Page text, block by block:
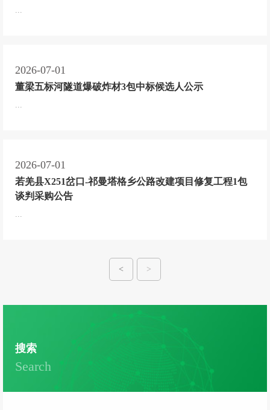
2026-07-01
董梁五标河隧道爆破炸材3包中标候选人公示
2026-07-01
若羌县X251岔口-祁曼塔格乡公路改建项目修复工程1包
谈判采购公告
< >
搜索
Search